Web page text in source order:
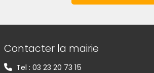
Informations de contact
Contacter la mairie
Tel : 03 23 20 73 15